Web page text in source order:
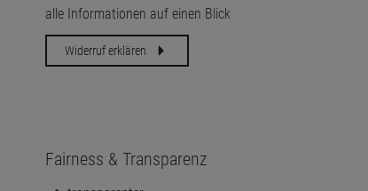
alle Informationen auf einen Blick
Widerruf erklären
Fairness & Transparenz